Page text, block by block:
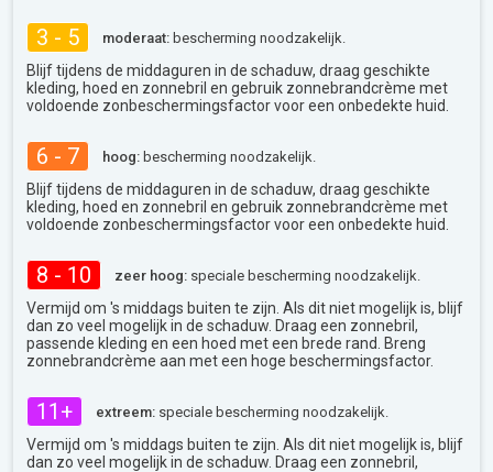
3 - 5 moderaat: bescherming noodzakelijk.
Blijf tijdens de middaguren in de schaduw, draag geschikte
kleding, hoed en zonnebril en gebruik zonnebrandcrème met
voldoende zonbeschermingsfactor voor een onbedekte huid.
6 - 7 hoog: bescherming noodzakelijk.
Blijf tijdens de middaguren in de schaduw, draag geschikte
kleding, hoed en zonnebril en gebruik zonnebrandcrème met
voldoende zonbeschermingsfactor voor een onbedekte huid.
8 - 10 zeer hoog: speciale bescherming noodzakelijk.
Vermijd om 's middags buiten te zijn. Als dit niet mogelijk is, blijf
dan zo veel mogelijk in de schaduw. Draag een zonnebril,
passende kleding en een hoed met een brede rand. Breng
zonnebrandcrème aan met een hoge beschermingsfactor.
11+ extreem: speciale bescherming noodzakelijk.
Vermijd om 's middags buiten te zijn. Als dit niet mogelijk is, blijf
dan zo veel mogelijk in de schaduw. Draag een zonnebril,